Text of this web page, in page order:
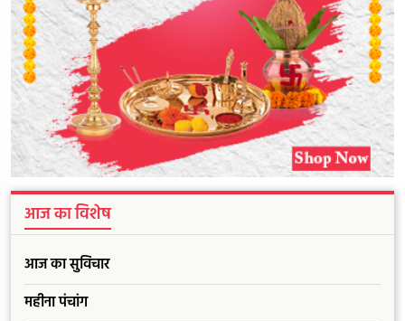
आज का विशेष
आज का सुविचार
महीना पंचांग